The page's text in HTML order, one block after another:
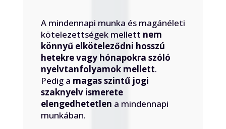
A mindennapi munka és magánéleti
kötelezettségek mellett nem
könnyű elköteleződni hosszú
hetekre vagy hónapokra szóló
nyelvtanfolyamok mellett.
Pedig a magas szintű jogi
szaknyelv ismerete
elengedhetetlen a mindennapi
munkában.